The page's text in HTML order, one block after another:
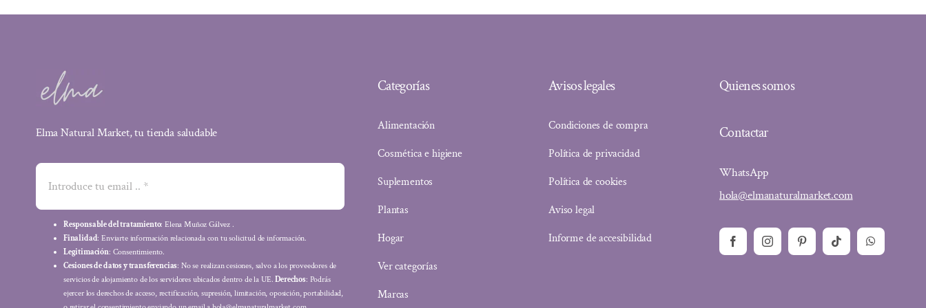
Elma Natural Market, tu tienda saludable
Responsable del tratamiento: Elena Muñoz Gálvez .
Finalidad: Enviarte información relacionada con tu solicitud de información.
Legitimación: Consentimiento.
Cesiones de datos y transferencias: No se realizan cesiones, salvo a los proveedores de
servicios de alojamiento de los servidores ubicados dentro de la UE.Derechos: Podrás
ejercer los derechos de acceso, rectificación, supresión, limitación, oposición, portabilidad,
Categorías
Alimentación
Cosmética e higiene
Suplementos
Plantas
Hogar
Ver categorías
Marcas
Avisos legales
Condiciones de compra
Política de privacidad
Política de cookies
Aviso legal
Informe de accesibilidad
Quienes somos
Contactar
WhatsApp
hola@elmanaturalmarket.com